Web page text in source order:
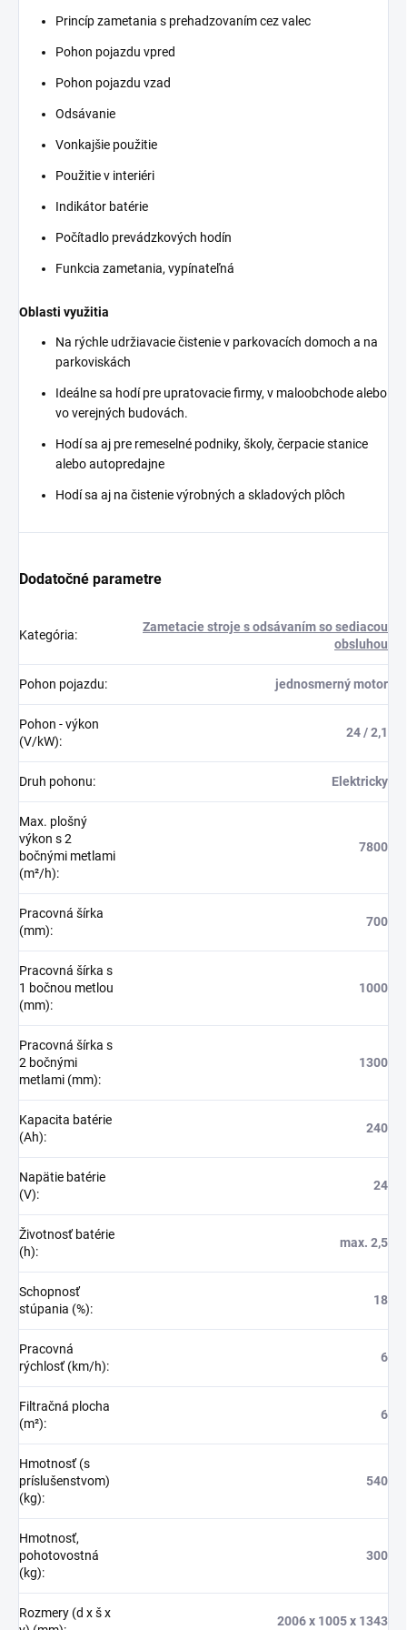
Princíp zametania s prehadzovaním cez valec
Pohon pojazdu vpred
Pohon pojazdu vzad
Odsávanie
Vonkajšie použitie
Použitie v interiéri
Indikátor batérie
Počítadlo prevádzkových hodín
Funkcia zametania, vypínateľná
Oblasti využitia
Na rýchle udržiavacie čistenie v parkovacích domoch a na
parkoviskách
Ideálne sa hodí pre upratovacie firmy, v maloobchode alebo
vo verejných budovách.
Hodí sa aj pre remeselné podniky, školy, čerpacie stanice
alebo autopredajne
Hodí sa aj na čistenie výrobných a skladových plôch
Dodatočné parametre
Kategória:
Zametacie stroje s odsávaním so sediacou
obsluhou
Pohon pojazdu: jednosmerný motor
Pohon - výkon
(V/kW):
24 / 2,1
Druh pohonu: Elektricky
Max. plošný
výkon s 2
bočnými metlami
(m²/h):
7800
Pracovná šírka
(mm):
700
Pracovná šírka s
1 bočnou metlou
(mm):
1000
Pracovná šírka s
2 bočnými
metlami (mm):
1300
Kapacita batérie
(Ah):
240
Napätie batérie
(V):
24
Životnosť batérie
(h):
max. 2,5
Schopnosť
stúpania (%):
18
Pracovná
rýchlosť (km/h):
6
Filtračná plocha
(m²):
6
Hmotnosť (s
príslušenstvom)
(kg):
540
Hmotnosť,
pohotovostná
(kg):
300
Rozmery (d x š x
2006 x 1005 x 1343